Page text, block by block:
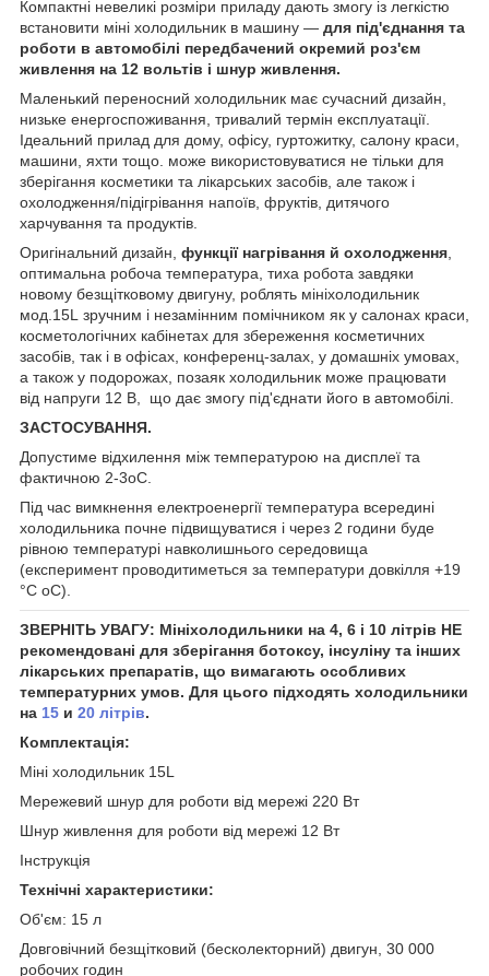
Компактні невеликі розміри приладу дають змогу із легкістю
встановити міні холодильник в машину — для під'єднання та
роботи в автомобілі передбачений окремий роз'єм
живлення на 12 вольтів і шнур живлення.
Маленький переносний холодильник має сучасний дизайн,
низьке енергоспоживання, тривалий термін експлуатації.
Ідеальний прилад для дому, офісу, гуртожитку, салону краси,
машини, яхти тощо. може використовуватися не тільки для
зберігання косметики та лікарських засобів, але також і
охолодження/підігрівання напоїв, фруктів, дитячого
харчування та продуктів.
Оригінальний дизайн, функції нагрівання й охолодження
оптимальна робоча температура, тиха робота завдяки
новому безщітковому двигуну, роблять мініхолодильник
мод.15L зручним і незамінним помічником як у салонах краси,
косметологічних кабінетах для збереження косметичних
засобів, так і в офісах, конференц-залах, у домашніх умовах,
а також у подорожах, позаяк холодильник може працювати
від напруги 12 В, що дає змогу під'єднати його в автомобілі.
ЗАСТОСУВАННЯ.
Допустиме відхилення між температурою на дисплеї та
фактичною 2-3оС.
Під час вимкнення електроенергії температура всередині
холодильника почне підвищуватися і через 2 години буде
рівною температурі навколишнього середовища
(експеримент проводитиметься за температури довкілля +19
°C оС).
ЗВЕРНІТЬ УВАГУ: Мініхолодильники на 4, 6 і 10 літрів НЕ
рекомендовані для зберігання ботоксу, інсуліну та інших
лікарських препаратів, що вимагають особливих
температурних умов. Для цього підходять холодильники
на 15 и 20 літрів.
Комплектація:
Міні холодильник 15L
Мережевий шнур для роботи від мережі 220 Вт
Шнур живлення для роботи від мережі 12 Вт
Інструкція
Технічні характеристики:
Об'єм: 15 л
Довговічний безщітковий (бесколекторний) двигун, 30 000
робочих годин